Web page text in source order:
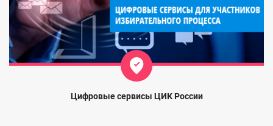
Цифровые сервисы ЦИК России